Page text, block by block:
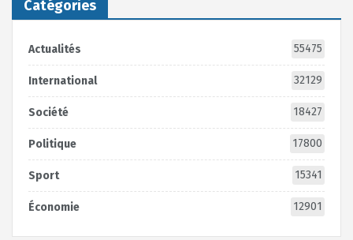
Catégories
Actualités 55475
International 32129
Société 18427
Politique 17800
Sport 15341
Économie 12901